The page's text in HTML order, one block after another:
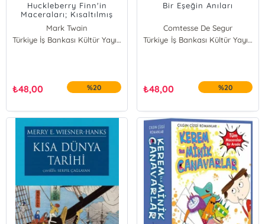
Huckleberry Finn'in
Maceraları; Kısaltılmış
Metin
Mark Twain
Türkiye İş Bankası Kültür Yayınları
₺48,00 %20
Bir Eşeğin Anıları
Comtesse De Segur
Türkiye İş Bankası Kültür Yayınları
₺48,00 %20